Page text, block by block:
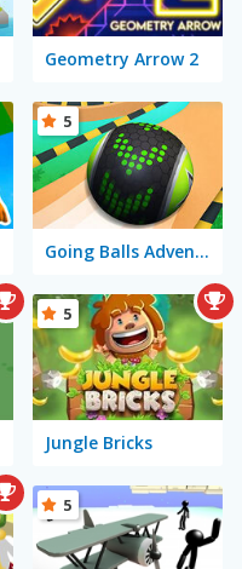
Geometry Arrow 2
Going Balls Adventure 2
5
Jungle Bricks
5
5